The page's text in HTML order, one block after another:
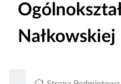
Nałkowskiej